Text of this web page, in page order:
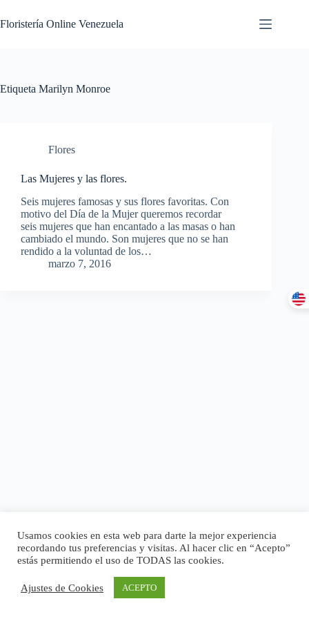
Floristería Online Venezuela
Etiqueta Marilyn Monroe
Flores
Las Mujeres y las flores.
Seis mujeres famosas y sus flores favoritas. Con
motivo del Día de la Mujer queremos recordar
seis mujeres que han encantado a las masas o han
cambiado el mundo. Son mujeres que no se han
rendido a la voluntad de los…
marzo 7, 2016
Usamos cookies en esta web para darte la mejor experiencia
recordando tus preferencias y visitas. Al hacer clic en “Acepto”
estás permitiendo el uso de TODAS las cookies.
Ajustes de Cookies ACEPTO